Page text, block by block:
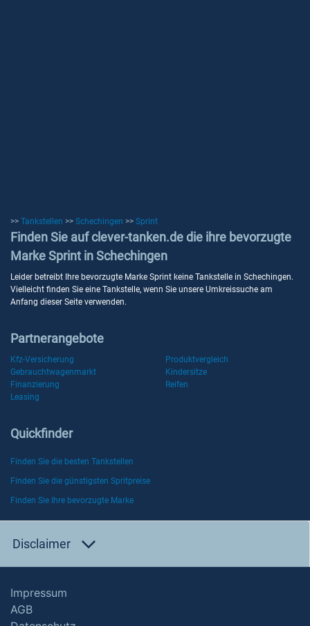
>> Tankstellen >> Schechingen >> Sprint
Finden Sie auf clever-tanken.de die ihre bevorzugte
Marke Sprint in Schechingen
Leider betreibt Ihre bevorzugte Marke Sprint keine Tankstelle in Schechingen.
Vielleicht finden Sie eine Tankstelle, wenn Sie unsere Umkreissuche am
Anfang dieser Seite verwenden.
Partnerangebote
Kfz-Versicherung
Produktvergleich
Gebrauchtwagenmarkt
Kindersitze
Finanzierung
Reifen
Leasing
Quickfinder
Finden Sie die besten Tankstellen
Finden Sie die günstigsten Spritpreise
Finden Sie Ihre bevorzugte Marke
Disclaimer
Impressum
AGB